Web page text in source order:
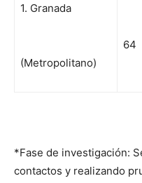
1. Granada
(Metropolitano)
64
*Fase de investigación:
contactos y realizando